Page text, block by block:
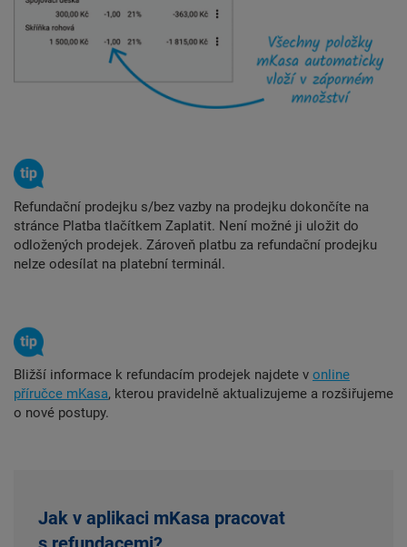
Refundační prodejku s/bez vazby na prodejku dokončíte na
stránce Platba tlačítkem Zaplatit. Není možné ji uložit do
odložených prodejek. Zároveň platbu za refundační prodejku
nelze odesílat na platební terminál.
Bližší informace k refundacím prodejek najdete v online
příručce mKasa, kterou pravidelně aktualizujeme a rozšiřujeme
o nové postupy.
Jak v aplikaci mKasa pracovat